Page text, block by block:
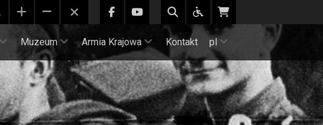
Muzeum Armia Krajowa Kontakt pl